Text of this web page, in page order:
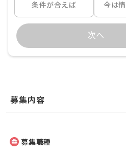
条件が合えば 今は
次へ
募集内容
募集職種